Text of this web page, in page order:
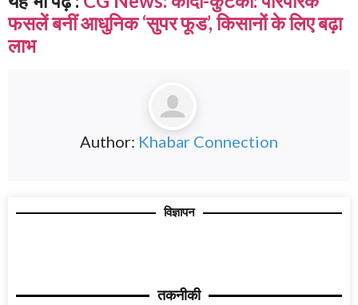
फसलें बनीं आधुनिक ‘सुपर फूड’, किसानों के लिए बढ़ा
लाभ
Author: Khabar Connection
विज्ञापन
तकनीकी